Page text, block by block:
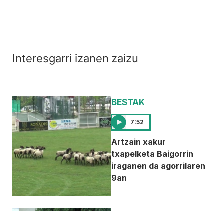
Interesgarri izanen zaizu
BESTAK
7:52
Artzain xakur
txapelketa Baigorrin
iraganen da agorrilaren
9an